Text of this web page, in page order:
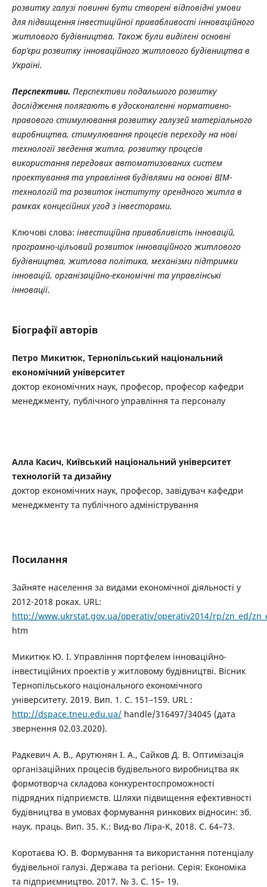
розвитку галузі повинні бути створені відповідні умови
для підвищення інвестиційної привабливості інноваційного
житлового будівництва. Також були виділені основні
бар’єри розвитку інноваційного житлового будівництва в
Україні.
Перспективи. Перспективи подальшого розвитку
дослідження полягають в удосконаленні нормативно-
правового стимулювання розвитку галузей матеріального
виробництва, стимулювання процесів переходу на нові
технології зведення житла, розвитку процесів
використання передових автоматизованих систем
проектування та управління будівлями на основі BIM-
технологій та розвиток інституту орендного житла в
рамках концесійних угод з інвесторами.
Ключові слова: інвестиційна привабливість інновацій,
програмно-цільовий розвиток інноваційного житлового
будівництва, житлова політика, механізми підтримки
інновацій, організаційно-економічні та управлінські
інновації.
Біографії авторів
Петро Микитюк, Тернопільський національний
економічний університет
доктор економічних наук, професор, професор кафедри
менеджменту, публічного управління та персоналу
Алла Касич, Київський національний університет
технологій та дизайну
доктор економічних наук, професор, завідувач кафедри
менеджменту та публічного адміністрування
Посилання
Зайняте населення за видами економічної діяльності у
2012-2018 роках. URL:
http://www.ukrstat.gov.ua/operativ/operativ2014/rp/zn_ed/
htm
Микитюк Ю. І. Управління портфелем інноваційно-
інвестиційних проектів у житловому будівництві. Вісник
Тернопільського національного економічного
університету. 2019. Вип. 1. С. 151–159. URL :
http://dspace.tneu.edu.ua/handle/316497/34045 (дата
звернення 02.03.2020).
Радкевич А. В., Арутюнян І. А., Сайков Д. В. Оптимізація
організаційних процесів будівельного виробництва як
формотворча складова конкурентоспроможності
підрядних підприємств. Шляхи підвищення ефективності
будівництва в умовах формування ринкових відносин: зб.
наук. праць. Вип. 35. К.: Вид-во Ліра-К, 2018. С. 64–73.
Коротаєва Ю. В. Формування та використання потенціалу
будівельної галузі. Держава та регіони. Серія: Економіка
та підприємництво. 2017. № 3. С. 15– 19.